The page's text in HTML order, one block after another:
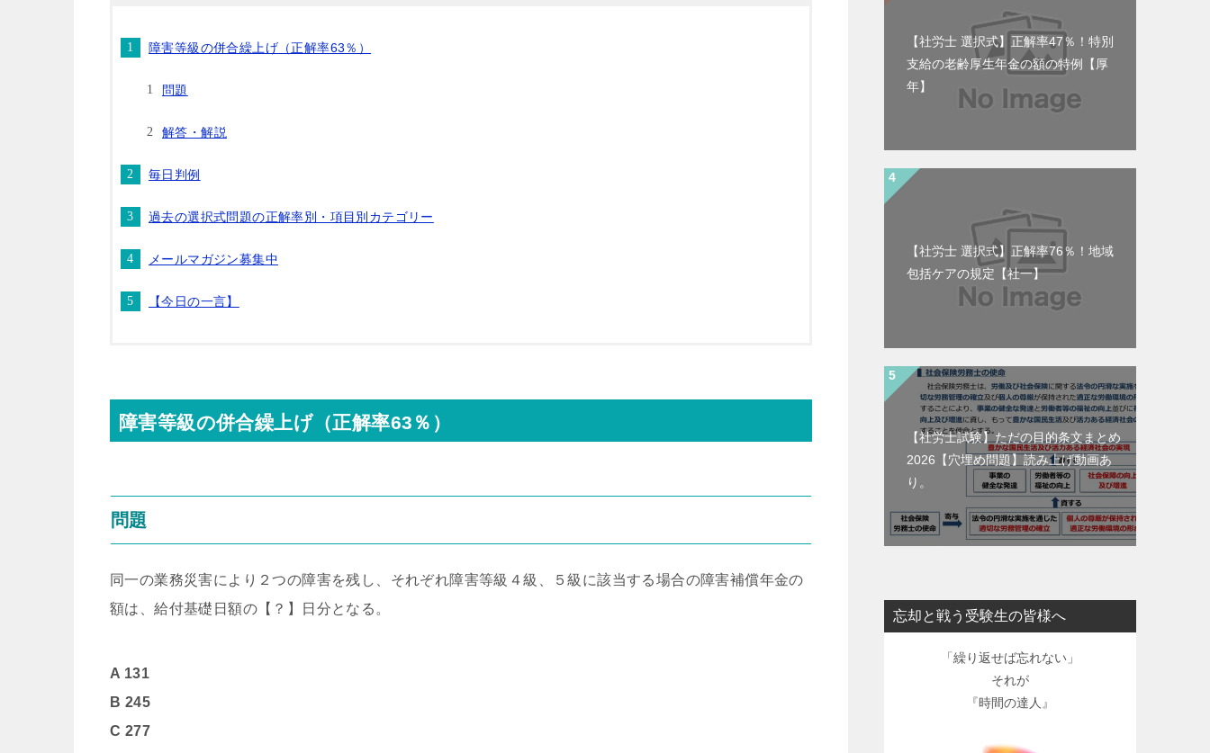
障害等級の併合繰上げ（正解率63％）
問題
解答・解説
毎日判例
過去の選択式問題の正解率別・項目別カテゴリー
メールマガジン募集中
【今日の一言】
障害等級の併合繰上げ（正解率63％）
問題
同一の業務災害により２つの障害を残し、それぞれ障害等級４級、５級に該当する場合の障害補償年金の
額は、給付基礎日額の【？】日分となる。
A 131
B 245
C 277
【社労士 選択式】正解率47％！特別
支給の老齢厚生年金の額の特例【厚
年】
【社労士 選択式】正解率76％！地域
包括ケアの規定【社一】
【社労士試験】ただの目的条文まとめ
2026【穴埋め問題】読み上げ動画あ
り。
忘却と戦う受験生の皆様へ
「繰り返せば忘れない」
それが
『時間の達人』